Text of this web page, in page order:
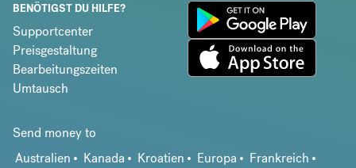
BENÖTIGST DU HILFE?
Supportcenter
Preisgestaltung
Bearbeitungszeiten
Umtausch
Send money to
Australien
Kanada Kroatien Europa
Frankreich